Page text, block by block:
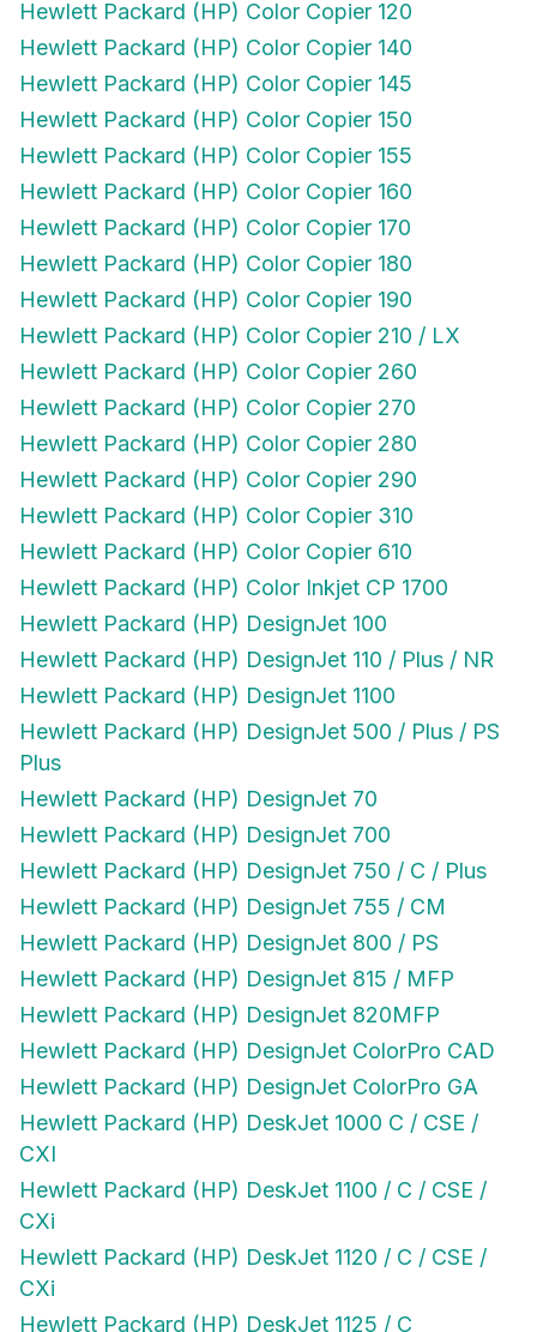
Hewlett Packard (HP) Color Copier 140
Hewlett Packard (HP) Color Copier 145
Hewlett Packard (HP) Color Copier 150
Hewlett Packard (HP) Color Copier 155
Hewlett Packard (HP) Color Copier 160
Hewlett Packard (HP) Color Copier 170
Hewlett Packard (HP) Color Copier 180
Hewlett Packard (HP) Color Copier 190
Hewlett Packard (HP) Color Copier 210 / LX
Hewlett Packard (HP) Color Copier 260
Hewlett Packard (HP) Color Copier 270
Hewlett Packard (HP) Color Copier 280
Hewlett Packard (HP) Color Copier 290
Hewlett Packard (HP) Color Copier 310
Hewlett Packard (HP) Color Copier 610
Hewlett Packard (HP) Color Inkjet CP 1700
Hewlett Packard (HP) DesignJet 100
Hewlett Packard (HP) DesignJet 110 / Plus / NR
Hewlett Packard (HP) DesignJet 1100
Hewlett Packard (HP) DesignJet 500 / Plus / PS
Hewlett Packard (HP) DesignJet 70
Hewlett Packard (HP) DesignJet 700
Hewlett Packard (HP) DesignJet 750 / C / Plus
Hewlett Packard (HP) DesignJet 755 / CM
Hewlett Packard (HP) DesignJet 800 / PS
Hewlett Packard (HP) DesignJet 815 / MFP
Hewlett Packard (HP) DesignJet 820MFP
Hewlett Packard (HP) DesignJet ColorPro CAD
Hewlett Packard (HP) DesignJet ColorPro GA
Hewlett Packard (HP) DeskJet 1000 C / CSE /
Hewlett Packard (HP) DeskJet 1100 / C / CSE /
Hewlett Packard (HP) DeskJet 1120 / C / CSE /
Hewlett Packard (HP) DeskJet 1125 / C